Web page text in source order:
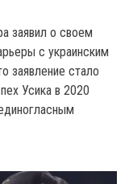
заявил о своем
с украинским
заявление стало
Усика в 2020